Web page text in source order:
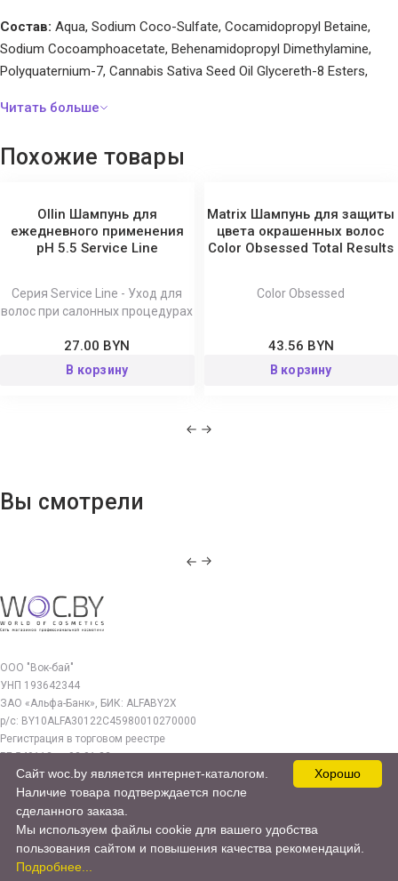
Состав: Aqua, Sodium Coco-Sulfate, Cocamidopropyl Betaine,
Sodium Cocoamphoacetate, Behenamidopropyl Dimethylamine,
Polyquaternium-7, Cannabis Sativa Seed Oil Glycereth-8 Esters,
Hyaluronate, Magnesium Ascorbyl Phosphate, EDTA, Guar
Sodium Chloride, Methylchloroisothiazolinone,
Похожие товары
Ollin Шампунь для
ежедневного применения
рН 5.5 Service Line
Серия Service Line - Уход для
волос при салонных процедурах
27.00 BYN
В корзину
Matrix Шампунь для защиты
цвета окрашенных волос
Color Obsessed Total Results
Color Obsessed
43.56 BYN
В корзину
Вы смотрели
ООО "Вок-бай"
УНП 193642344
ЗАО «Альфа-Банк», БИК: ALFABY2X
р/с: BY10ALFA30122C45980010270000
Регистрация в торговом реестре
РБ 549112 от 03.01.23г.
Юр. адрес:
220140, г. Минск, ул. Бурдейного 22, оф.212
woc.by@yandex.by
© 2017—2026 WOC.BY
Хорошо
Сайт woc.by является интернет-каталогом.
Наличие товара подтверждается после
сделанного заказа.
Мы используем файлы cookie для вашего удобства
пользования сайтом и повышения качества рекомендаций.
Подробнее...